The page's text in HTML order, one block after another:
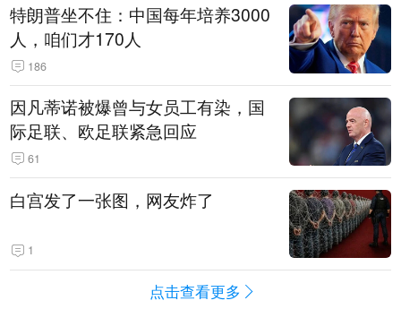
特朗普坐不住：中国每年培养3000
人，咱们才170人
186
因凡蒂诺被爆曾与女员工有染，国
际足联、欧足联紧急回应
61
白宫发了一张图，网友炸了
1
点击查看更多